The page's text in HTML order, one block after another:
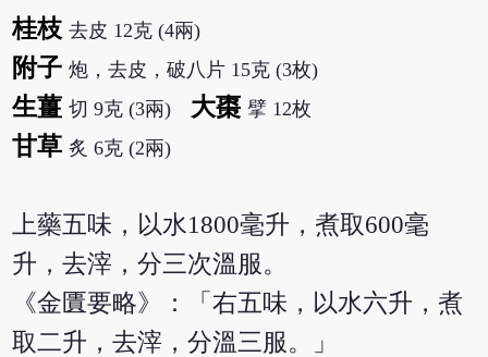
桂枝 去皮 12克 (4兩)
附子 炮，去皮，破八片 15克 (3枚)
生薑 切 9克 (3兩) 大棗 擘 12枚
甘草 炙 6克 (2兩)
上藥五味，以水1800毫升，煮取600毫
升，去滓，分三次溫服。
《金匱要略》：「右五味，以水六升，煮
取二升，去滓，分溫三服。」